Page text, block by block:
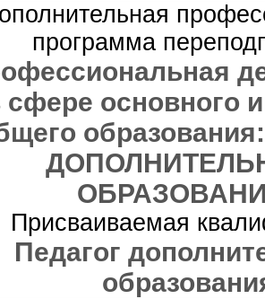
программа
сфере основного
Присваиваемая
Педагог